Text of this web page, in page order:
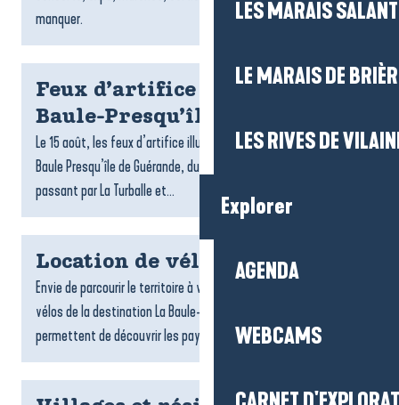
LES MARAIS
LE MARAIS DE
LES RIVES DE
Explorer
AGENDA
WEBCAMS
manquer.
Feux d’artifice du 15 août à La
Baule-Presqu’île de Guérande
Le 15 août, les feux d’artifice illuminent les soirées d’été à La
Baule Presqu’île de Guérande, du Croisic jusqu’à Pénestin en
passant par La Turballe et...
Location de vélos
Envie de parcourir le territoire à votre rythme ? Les loueurs de
vélos de la destination La Baule-Presqu’île de Guérande vous
permettent de découvrir les paysages, les villages...